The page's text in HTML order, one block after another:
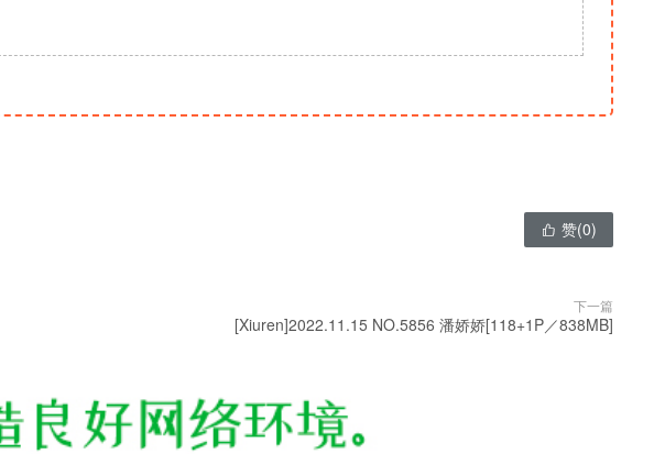
 赞(0)
下一篇
[Xiuren]2022.11.15 NO.5856 潘娇娇[118+1P／838MB]